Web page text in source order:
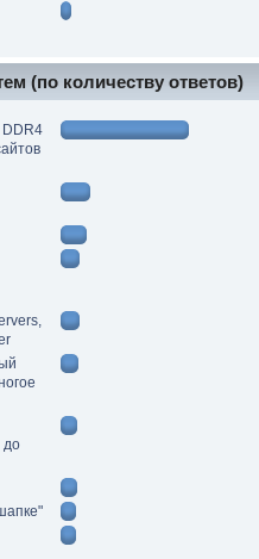
(по количеству ответов)
до